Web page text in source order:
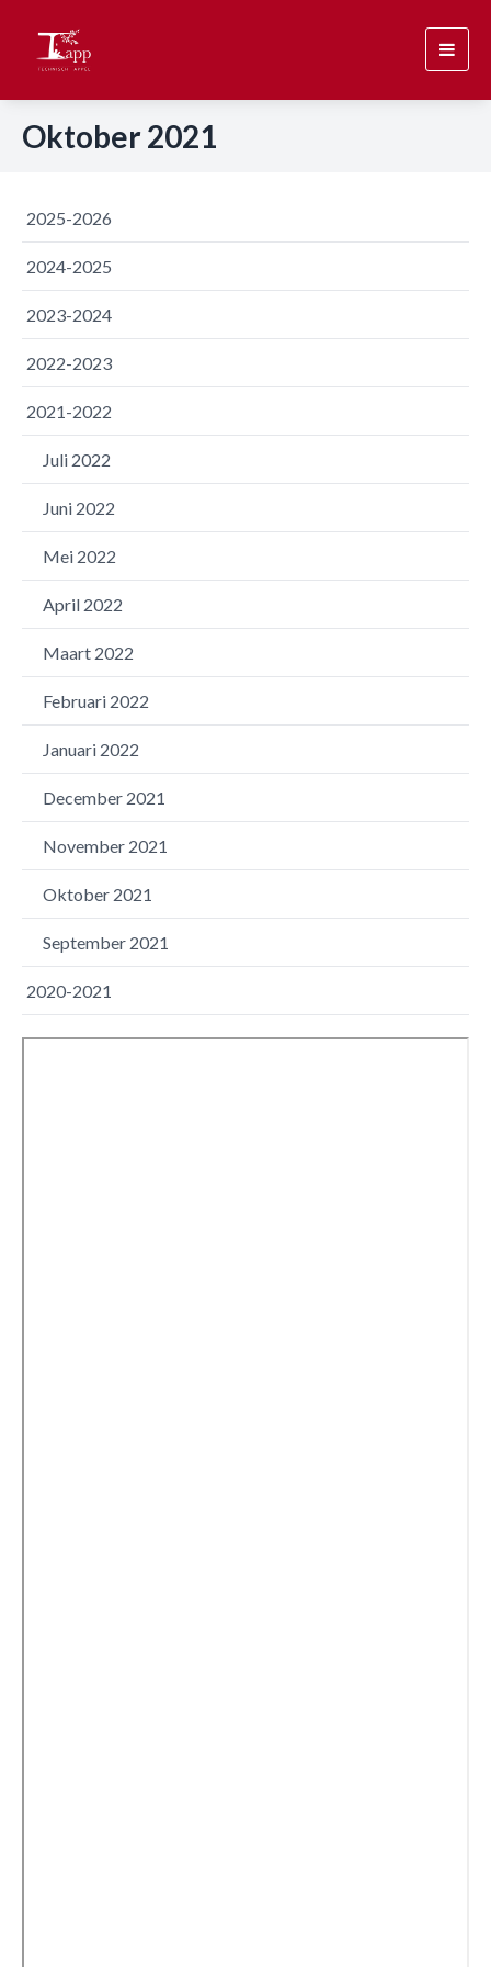
Oktober 2021
2025-2026
2024-2025
2023-2024
2022-2023
2021-2022
Juli 2022
Juni 2022
Mei 2022
April 2022
Maart 2022
Februari 2022
Januari 2022
December 2021
November 2021
Oktober 2021
September 2021
2020-2021